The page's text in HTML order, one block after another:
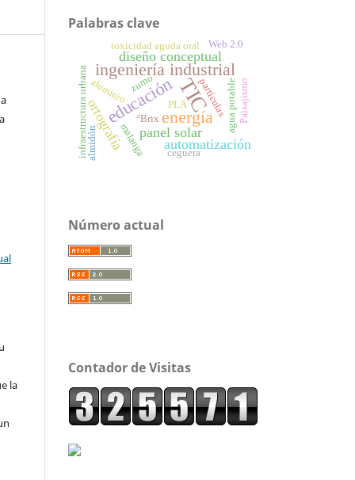
la
Palabras clave
TIC
energía
ingeniería industrial
educación
panel solar
diseño conceptual
automatización
ortografía partículas
infraestructura urbana
toxicidad aguda oral
agua potable
malanga
Paisajismo
PLA
almidón
aluminio
ceguera
zumo
°Brix
Web 2.0
Número actual
Contador de Visitas